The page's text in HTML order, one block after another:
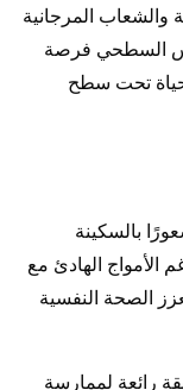
والشعاب المرجانية
السطحي فرصة
تحت سطح
بالسكينة
الأمواج الهادئ مع
الصحة النفسية
رائعة لممارسة